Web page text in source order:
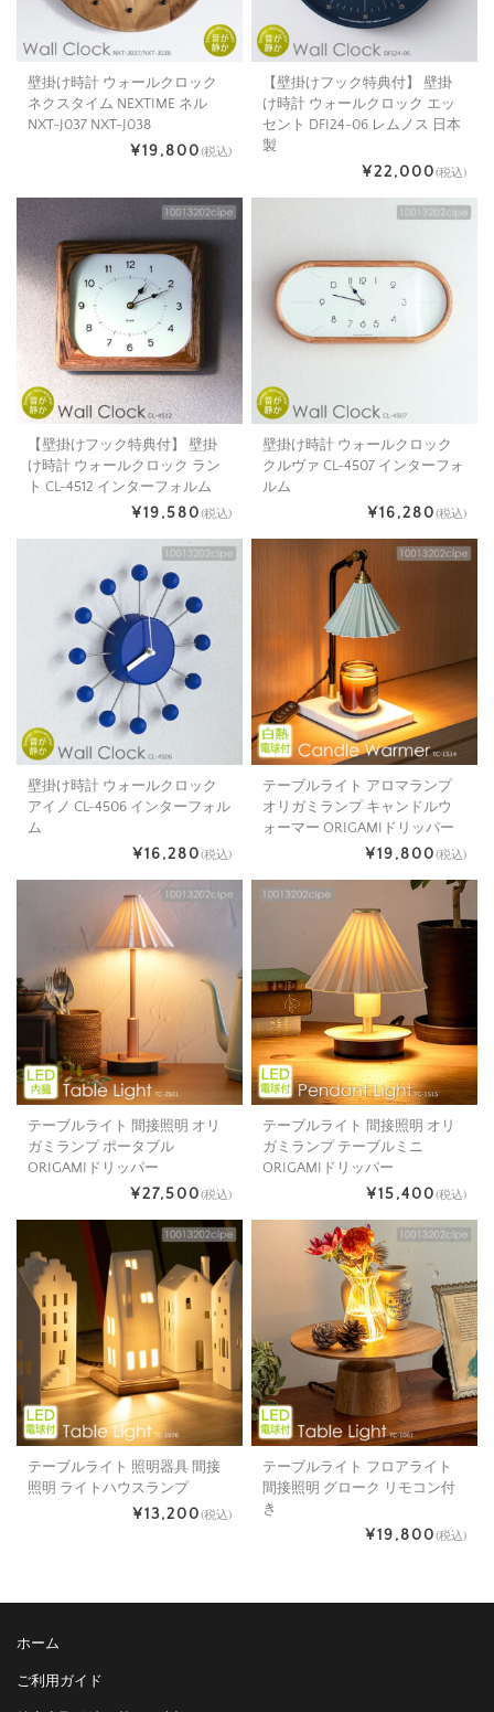
壁掛け時計 ウォールクロック
ネクスタイム NEXTIME ネル
NXT-J037 NXT-J038
¥19,800(税込)
【壁掛けフック特典付】 壁掛
け時計 ウォールクロック エッ
セント DFI24-06 レムノス 日本
製
¥22,000(税込)
【壁掛けフック特典付】 壁掛
け時計 ウォールクロック ラン
ト CL-4512 インターフォルム
¥19,580(税込)
壁掛け時計 ウォールクロック
クルヴァ CL-4507 インターフォ
ルム
¥16,280(税込)
壁掛け時計 ウォールクロック
アイノ CL-4506 インターフォル
ム
¥16,280(税込)
テーブルライト アロマランプ
オリガミランプ キャンドルウ
ォーマー ORIGAMIドリッパー
¥19,800(税込)
テーブルライト 間接照明 オリ
ガミランプ ポータブル
ORIGAMIドリッパー
¥27,500(税込)
テーブルライト 間接照明 オリ
ガミランプ テーブルミニ
ORIGAMIドリッパー
¥15,400(税込)
テーブルライト 照明器具 間接
照明 ライトハウスランプ
¥13,200(税込)
テーブルライト フロアライト
間接照明 グローク リモコン付
き
¥19,800(税込)
ホーム
ご利用ガイド